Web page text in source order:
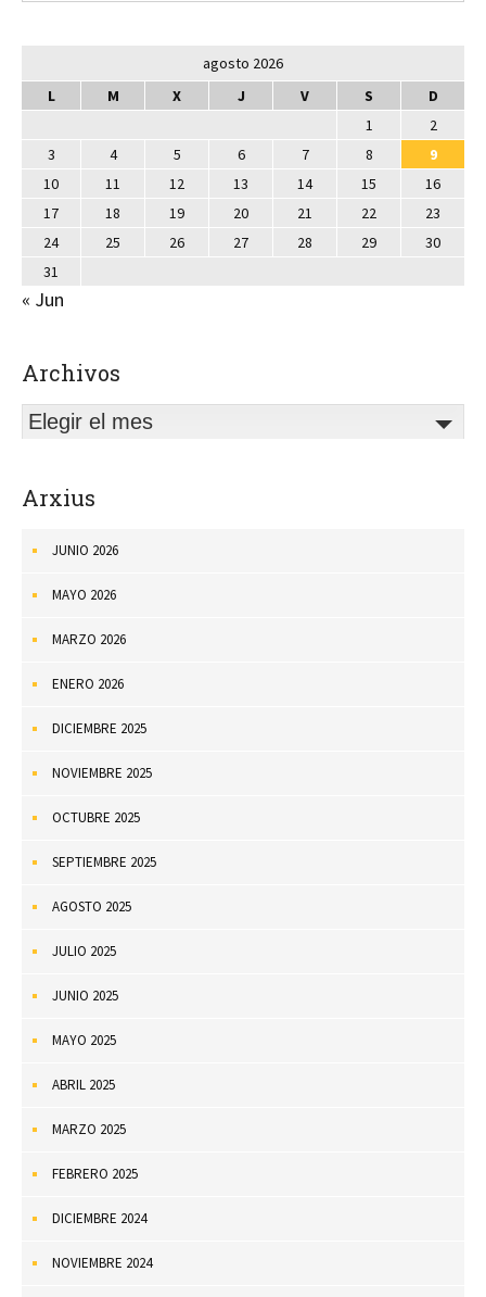
agosto 2026
L
M X J V S
D
1
2
3
4 5 6 7 8
9
10
11 12 13 14 15
16
17
18 19 20 21 22
23
24
25 26 27 28 29
30
31
« Jun
Archivos
Elegir el mes
Arxius
JUNIO 2026
MAYO 2026
MARZO 2026
ENERO 2026
DICIEMBRE 2025
NOVIEMBRE 2025
OCTUBRE 2025
SEPTIEMBRE 2025
AGOSTO 2025
JULIO 2025
JUNIO 2025
MAYO 2025
ABRIL 2025
MARZO 2025
FEBRERO 2025
DICIEMBRE 2024
NOVIEMBRE 2024